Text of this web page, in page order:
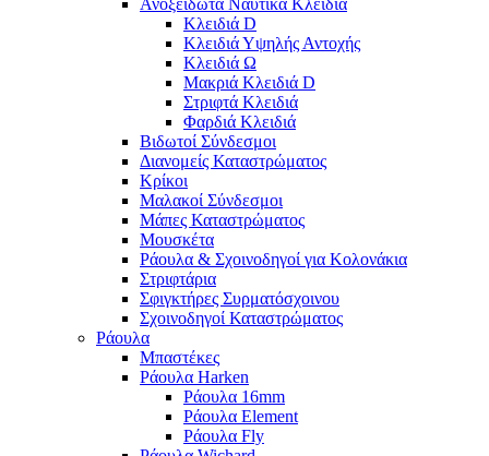
Ανοξείδωτα Ναυτικά Κλειδιά
Κλειδιά D
Κλειδιά Υψηλής Αντοχής
Κλειδιά Ω
Μακριά Κλειδιά D
Στριφτά Κλειδιά
Φαρδιά Κλειδιά
Βιδωτοί Σύνδεσμοι
Διανομείς Καταστρώματος
Κρίκοι
Μαλακοί Σύνδεσμοι
Μάπες Καταστρώματος
Μουσκέτα
Ράουλα & Σχοινοδηγοί για Κολονάκια
Στριφτάρια
Σφιγκτήρες Συρματόσχοινου
Σχοινοδηγοί Καταστρώματος
Ράουλα
Μπαστέκες
Ράουλα Harken
Ράουλα 16mm
Ράουλα Element
Ράουλα Fly